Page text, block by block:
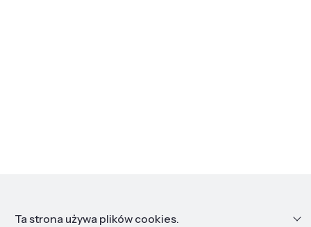
Informacje
Ta strona używa plików cookies.